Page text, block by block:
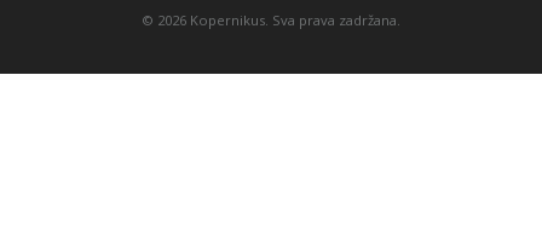
© 2026 Kopernikus. Sva prava zadržana.